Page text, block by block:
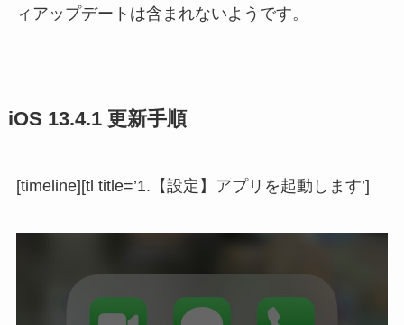
ィアップデートは含まれないようです。
iOS 13.4.1 更新手順
[timeline][tl title=’1.【設定】アプリを起動します’]